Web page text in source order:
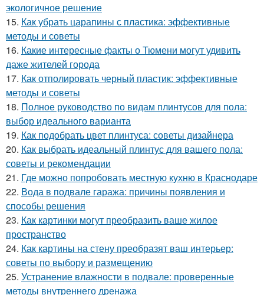
экологичное решение
15. Как убрать царапины с пластика: эффективные
методы и советы
16. Какие интересные факты о Тюмени могут удивить
даже жителей города
17. Как отполировать черный пластик: эффективные
методы и советы
18. Полное руководство по видам плинтусов для пола:
выбор идеального варианта
19. Как подобрать цвет плинтуса: советы дизайнера
20. Как выбрать идеальный плинтус для вашего пола:
советы и рекомендации
21. Где можно попробовать местную кухню в Краснодаре
22. Вода в подвале гаража: причины появления и
способы решения
23. Как картинки могут преобразить ваше жилое
пространство
24. Как картины на стену преобразят ваш интерьер:
советы по выбору и размещению
25. Устранение влажности в подвале: проверенные
методы внутреннего дренажа